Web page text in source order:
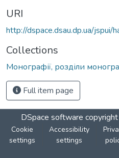
URI
http://dspace.dsau.dp.ua/
Collections
Монографії, розділи
Full item page
DSpace software
Cookie
settings
Accessibility
settings